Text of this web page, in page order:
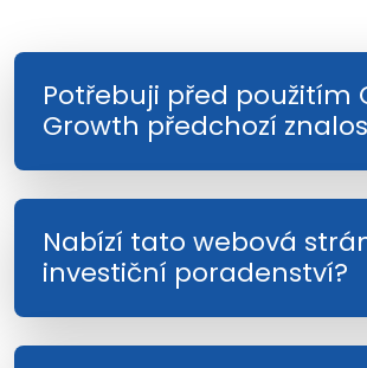
Potřebuji před použitím
Growth předchozí
Nabízí tato webová
investiční poradenství?